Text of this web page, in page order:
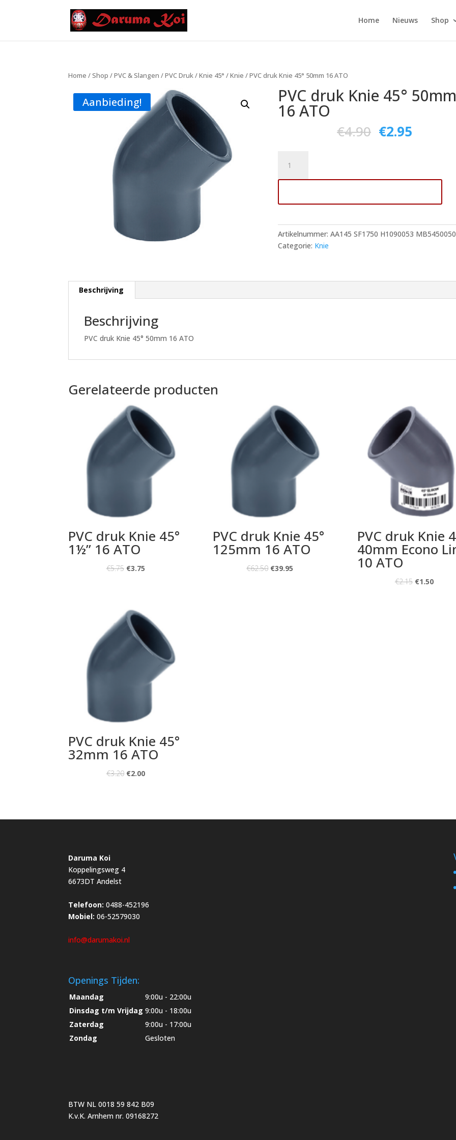
Home Nieuws Shop
Home /Shop /PVC & Slangen /PVC Druk/Knie 45° /Knie / PVC druk Knie 45° 50mm 16 ATO
Aanbieding! PVC druk Knie 45° 50mm
16 ATO
€4.90 €2.95
druk
Knie
50mm
ATO
aantal
Artikelnummer:AA145 SF1750 H1090053 MB5450050
Categorie: Knie
Beschrijving
Beschrijving
PVC druk Knie 45° 50mm 16 ATO
Gerelateerde producten
PVC druk Knie 45°
1½” 16 ATO
€5.75 €3.75
PVC druk Knie 45°
125mm 16 ATO
€62.50 €39.95
PVC druk Knie
40mm Econo
10 ATO
€2.15 €1.50
PVC druk Knie 45°
32mm 16 ATO
€3.20 €2.00
Daruma Koi
Koppelingsweg 4
6673DT Andelst
Telefoon: 0488-452196
Mobiel: 06-52579030
info@darumakoi.nl
Openings Tijden:
Maandag
9:00u - 22:00u
Dinsdag t/m Vrijdag 9:00u - 18:00u
Zaterdag
9:00u - 17:00u
Zondag
Gesloten
BTW NL 0018 59 842 B09
K.v.K. Arnhem nr. 09168272